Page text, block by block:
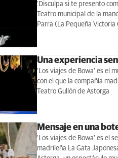
‘Disculpa si te presento
Teatro municipal de la
Parra (La Pequeña Victoria
Una experiencia
‘Los viajes de Bowa’ es el
con el que la compañía
Teatro Gullón de Astorga
Mensaje en una
‘Los viajes de Bowa’ es el
madrileña La Gata